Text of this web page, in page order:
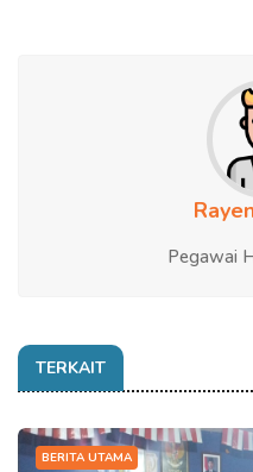
Pegawai
TERKAIT
BERITA UTAMA